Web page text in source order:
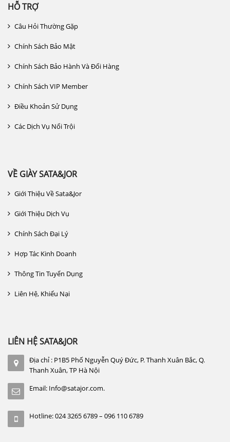
HỖ TRỢ
Câu Hỏi Thường Gặp
Chính Sách Bảo Mật
Chính Sách Bảo Hành Và Đổi Hàng
Chính Sách VIP Member
Điều Khoản Sử Dụng
Các Dịch Vụ Nổi Trội
VỀ GIÀY SATA&JOR
Giới Thiệu Về Sata&jor
Giới Thiệu Dịch Vụ
Chính Sách Đại Lý
Hợp Tác Kinh Doanh
Thông Tin Tuyển Dụng
Liên Hệ, Khiếu Nại
LIÊN HỆ SATA&JOR
Địa chỉ : P1B5 Phố Nguyễn Quý Đức, P. Thanh Xuân Bắc, Q.
Thanh Xuân, TP Hà Nội
Email: Info@satajor.com.
Hotline: 024 3265 6789 – 096 110 6789